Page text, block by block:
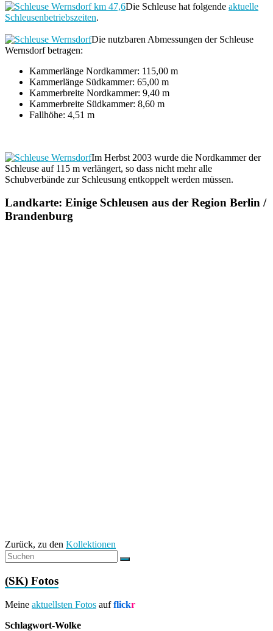
Die Schleuse hat folgende aktuelle
Schleusenbetriebszeiten.
Die nutzbaren Abmessungen der Schleuse
Wernsdorf betragen:
Kammerlänge Nordkammer: 115,00 m
Kammerlänge Südkammer: 65,00 m
Kammerbreite Nordkammer: 9,40 m
Kammerbreite Südkammer: 8,60 m
Fallhöhe: 4,51 m
Im Herbst 2003 wurde die Nordkammer der
Schleuse auf 115 m verlängert, so dass nicht mehr alle
Schubverbände zur Schleusung entkoppelt werden müssen.
Landkarte: Einige Schleusen aus der Region Berlin /
Brandenburg
Zurück, zu den Kollektionen
(SK) Fotos
Meine aktuellsten Fotos aufflickr
Schlagwort-Wolke